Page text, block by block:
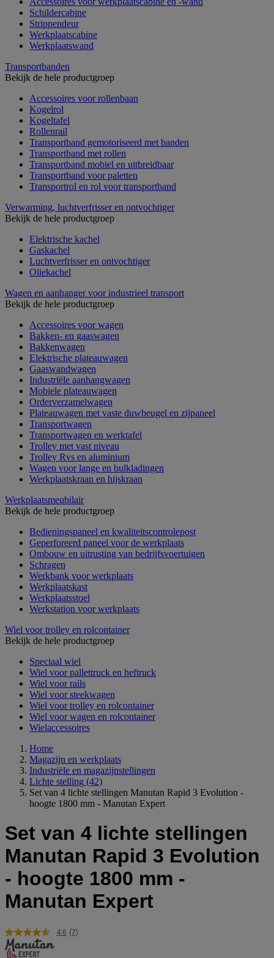
Schildercabine
Strippendeur
Werkplaatscabine
Werkplaatswand
Transportbanden
Bekijk de hele productgroep
Accessoires voor rollenbaan
Kogelrol
Kogeltafel
Rollenrail
Transportband gemotoriseerd met banden
Transportband met rollen
Transportband mobiel en uitbreidbaar
Transportband voor paletten
Transportrol en rol voor transportband
Verwarming, luchtverfrisser en ontvochtiger
Bekijk de hele productgroep
Elektrische kachel
Gaskachel
Luchtverfrisser en ontvochtiger
Oliekachel
Wagen en aanhanger voor industrieel transport
Bekijk de hele productgroep
Accessoires voor wagen
Bakken- en gaaswagen
Bakkenwagen
Elektrische plateauwagen
Gaaswandwagen
Industriële aanhangwagen
Mobiele plateauwagen
Orderverzamelwagen
Plateauwagen met vaste duwbeugel en zijpaneel
Transportwagen
Transportwagen en werktafel
Trolley met vast niveau
Trolley Rvs en aluminium
Wagen voor lange en bulkladingen
Werkplaatskraan en hijskraan
Werkplaatsmeubilair
Bekijk de hele productgroep
Bedieningspaneel en kwaliteitscontrolepost
Geperforeerd paneel voor de werkplaats
Ombouw en uitrusting van bedrijfsvoertuigen
Schragen
Werkbank voor werkplaats
Werkplaatskast
Werkplaatsstoel
Werkstation voor werkplaats
Wiel voor trolley en rolcontainer
Bekijk de hele productgroep
Speciaal wiel
Wiel voor pallettruck en heftruck
Wiel voor rails
Wiel voor steekwagen
Wiel voor trolley en rolcontainer
Wiel voor wagen en rolcontainer
Wielaccessoires
Home
Magazijn en werkplaats
Industriële en magazijnstellingen
Lichte stelling (42)
Set van 4 lichte stellingen Manutan Rapid 3 Evolution -
hoogte 1800 mm - Manutan Expert
Set van 4 lichte stellingen
Manutan Rapid 3 Evolution
- hoogte 1800 mm -
Manutan Expert
4.6 Lees
(7)